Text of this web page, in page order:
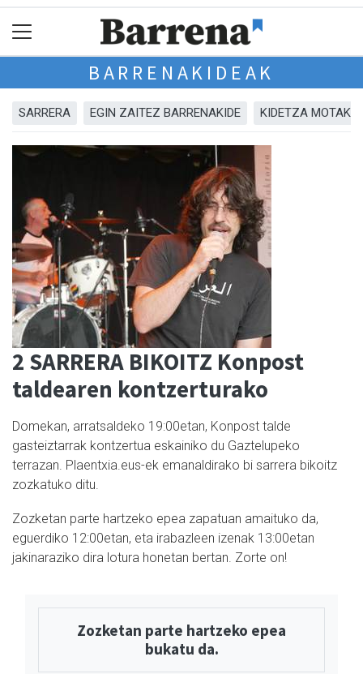
BARRENAKIDEAK
SARRERA EGIN ZAITEZ BARRENAKIDE KIDETZA MOTAK
2 SARRERA BIKOITZ Konpost
taldearen kontzerturako
Domekan, arratsaldeko 19:00etan, Konpost talde
gasteiztarrak kontzertua eskainiko du Gaztelupeko
terrazan. Plaentxia.eus-ek emanaldirako bi sarrera bikoitz
zozkatuko ditu.
Zozketan parte hartzeko epea zapatuan amaituko da,
eguerdiko 12:00etan, eta irabazleen izenak 13:00etan
jakinaraziko dira lotura honetan bertan. Zorte on!
Zozketan parte hartzeko epea
bukatu da.